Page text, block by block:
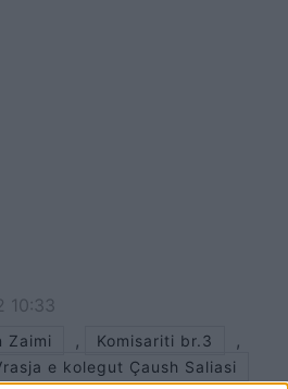
10:33
Zaimi , Komisariti br.3 ,
e kolegut Çaush Saliasi